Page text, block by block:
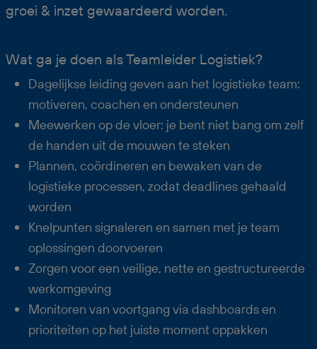
groei & inzet gewaardeerd worden.
Wat ga je doen als Teamleider Logistiek?
Dagelijkse leiding geven aan het logistieke team:
motiveren, coachen en ondersteunen
Meewerken op de vloer: je bent niet bang om zelf
de handen uit de mouwen te steken
Plannen, coördineren en bewaken van de
logistieke processen, zodat deadlines gehaald
worden
Knelpunten signaleren en samen met je team
oplossingen doorvoeren
Zorgen voor een veilige, nette en gestructureerde
werkomgeving
Monitoren van voortgang via dashboards en
prioriteiten op het juiste moment oppakken